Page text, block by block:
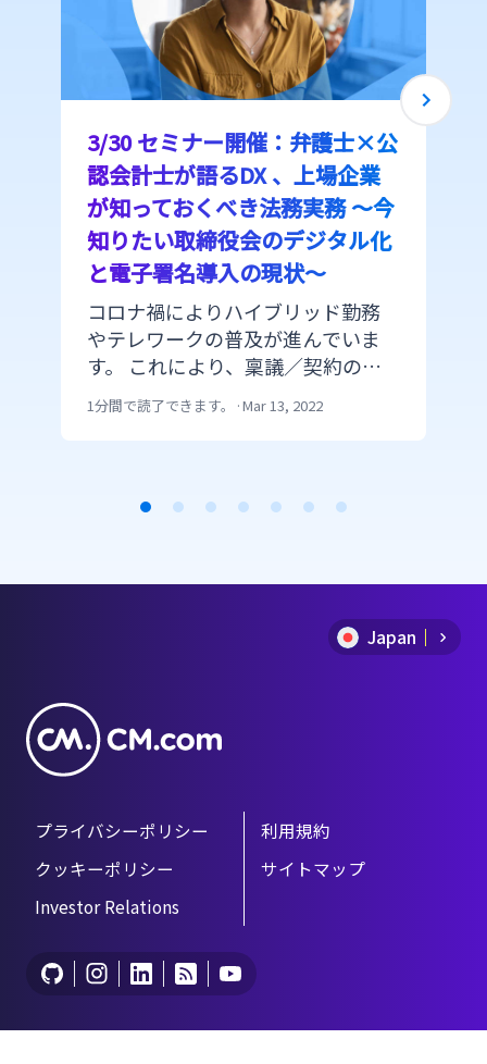
3/30 セミナー開催：弁護士×公
認会計士が語るDX 、上場企業
が知っておくべき法務実務 〜今
知りたい取締役会のデジタル化
と電子署名導入の現状〜
コロナ禍によりハイブリッド勤務
やテレワークの普及が進んでいま
す。 これにより、稟議／契約のデ
ジタル化、「電子署名」の活用さ
れれつつありますが、重要会議に
入時の要件が定めきれないなどの
こで本ウェビナーでは、電子署名
状・トレンド、実際に導入し活用す
る際のポイントをご紹介いたしま
1分間で読了できます。 ·Mar 13, 2022
1
Japan
プライバシーポリシー
利用規約
クッキーポリシー
サイトマップ
Investor Relations